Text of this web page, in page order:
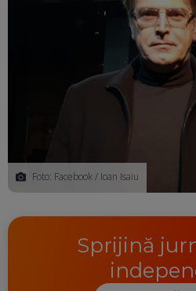
Foto: Facebook / Ioan Isaiu
Sprijină